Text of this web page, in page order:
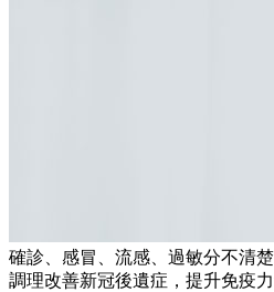
確診、感冒、流感、過敏分不清
調理改善新冠後遺症，提升免疫